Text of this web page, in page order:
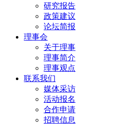
研究报告
政策建议
论坛简报
理事会
关于理事
理事简介
理事观点
联系我们
媒体采访
活动报名
合作申请
招聘信息